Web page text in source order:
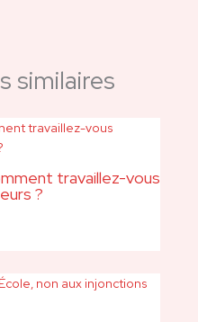
similaires
travaillez-vous
?